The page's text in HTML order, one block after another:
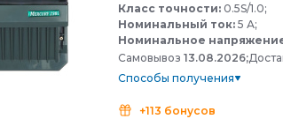
Класс точности: 0.5S/1.0;
Номинальный ток: 5 А;
Номинальное
Самовывоз 13.08.2026;
Способы получения
+113 бонусов